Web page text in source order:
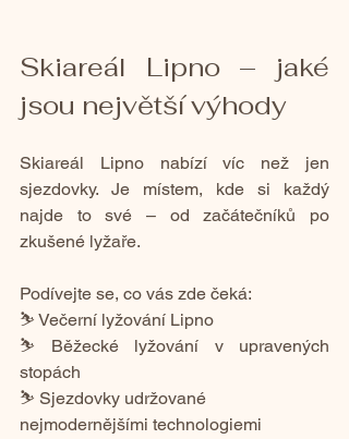
Skiareál Lipno – jaké
jsou největší výhody
Skiareál Lipno nabízí víc než jen
sjezdovky. Je místem, kde si každý
najde to své – od začátečníků po
zkušené lyžaře.
Podívejte se, co vás zde čeká:
⛷️ Večerní lyžování Lipno
⛷️ Běžecké lyžování v upravených
stopách
⛷️ Sjezdovky udržované
nejmodernějšími technologiemi